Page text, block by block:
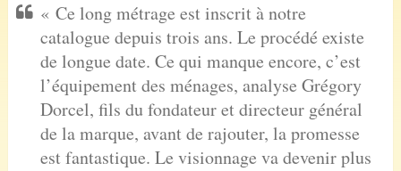
« Ce long métrage est inscrit à notre
catalogue depuis trois ans. Le procédé existe
de longue date. Ce qui manque encore, c’est
l’équipement des ménages, analyse Grégory
Dorcel, fils du fondateur et directeur général
de la marque, avant de rajouter, la promesse
est fantastique. Le visionnage va devenir plus